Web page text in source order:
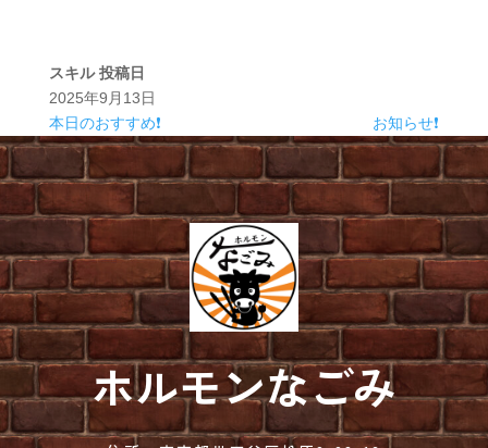
スキル 投稿日
2025年9月13日
本日のおすすめ❗
お知らせ❗
ホルモンなごみ